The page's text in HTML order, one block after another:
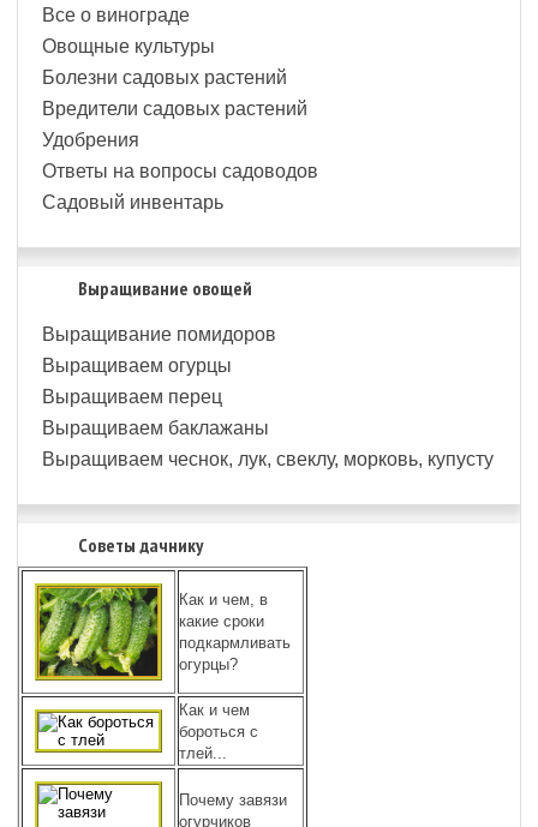
Все о винограде
Овощные культуры
Болезни садовых растений
Вредители садовых растений
Удобрения
Ответы на вопросы садоводов
Садовый инвентарь
Выращивание овощей
Выращивание помидоров
Выращиваем огурцы
Выращиваем перец
Выращиваем баклажаны
Выращиваем чеснок, лук, свеклу, морковь, купусту
Советы дачнику
Как и чем, в
какие сроки
подкармливать
огурцы?
Как и чем
бороться с
тлей...
Почему завязи
огурчиков